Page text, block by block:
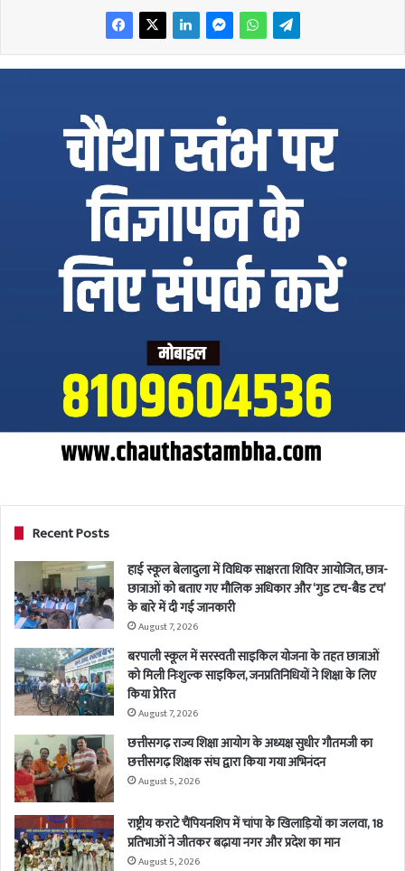
Recent Posts
हाई स्कूल बेलादुला में विधिक साक्षरता शिविर आयोजित, छात्र-
छात्राओं को बताए गए मौलिक अधिकार और ‘गुड टच-बैड टच’
के बारे में दी गई जानकारी
August 7, 2026
बरपाली स्कूल में सरस्वती साइकिल योजना के तहत छात्राओं
को मिली निःशुल्क साइकिल, जनप्रतिनिधियों ने शिक्षा के लिए
किया प्रेरित
August 7, 2026
छत्तीसगढ़ राज्य शिक्षा आयोग के अध्यक्ष सुधीर गौतमजी का
छत्तीसगढ़ शिक्षक संघ द्वारा किया गया अभिनंदन
August 5, 2026
राष्ट्रीय कराटे चैंपियनशिप में चांपा के खिलाड़ियों का जलवा, 18
प्रतिभाओं ने जीतकर बढ़ाया नगर और प्रदेश का मान
August 5, 2026